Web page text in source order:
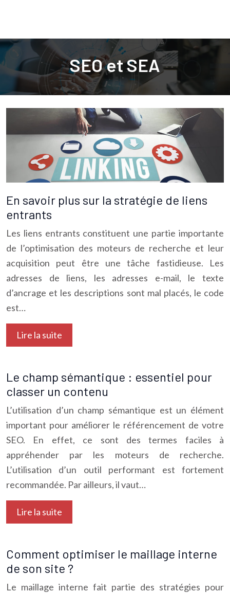
SEO et SEA
En savoir plus sur la stratégie de liens
entrants
Les liens entrants constituent une partie importante
de l’optimisation des moteurs de recherche et leur
acquisition peut être une tâche fastidieuse. Les
adresses de liens, les adresses e-mail, le texte
d’ancrage et les descriptions sont mal placés, le code
est…
Lire la suite
Le champ sémantique : essentiel pour
classer un contenu
L’utilisation d’un champ sémantique est un élément
important pour améliorer le référencement de votre
SEO. En effet, ce sont des termes faciles à
appréhender par les moteurs de recherche.
L’utilisation d’un outil performant est fortement
recommandée. Par ailleurs, il vaut…
Lire la suite
Comment optimiser le maillage interne
de son site ?
Le maillage interne fait partie des stratégies pour